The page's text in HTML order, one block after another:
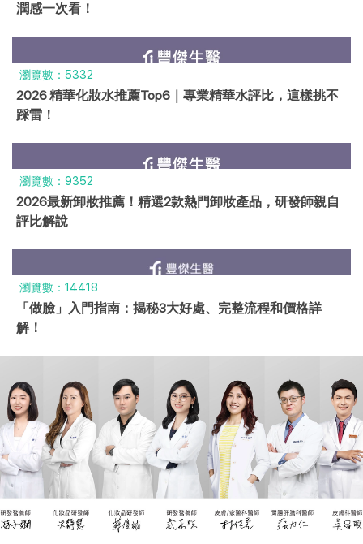
潤感一次看！
瀏覽數：5332
2026 精華化妝水推薦Top6｜專業精華水評比，這樣挑不
踩雷！
瀏覽數：9352
2026最新卸妝推薦！精選2款熱門卸妝產品，研發師親自
評比解說
瀏覽數：14418
「做臉」入門指南：揭秘3大好處、完整流程和價格詳
解！